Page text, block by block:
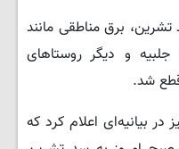
برق مناطقی مانند
جلبیه و دیگر روستاهای
شد.
بیانیه‌ای اعلام کرد که